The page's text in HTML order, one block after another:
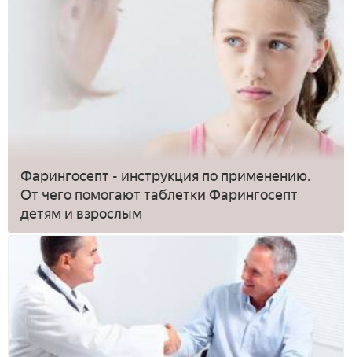
Фарингосепт - инструкция по применению.
От чего помогают таблетки Фарингосепт
детям и взрослым